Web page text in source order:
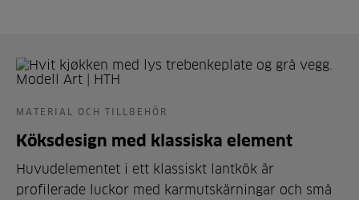
MATERIAL OCH TILLBEHÖR
Köksdesign med klassiska element
Huvudelementet i ett klassiskt lantkök är
profilerade luckor med karmutskärningar och små